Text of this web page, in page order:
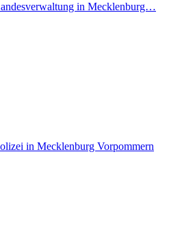
in Mecklenburg…
in Mecklenburg Vorpommern